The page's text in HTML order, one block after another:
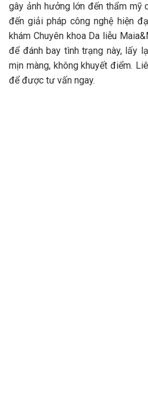
gây ảnh hưởng lớn đến thẩm mỹ
đến giải pháp công nghệ hiện
khám Chuyên khoa Da liễu
để đánh bay tình trạng này, lấy
mịn màng, không khuyết điểm.
để được tư vấn ngay.